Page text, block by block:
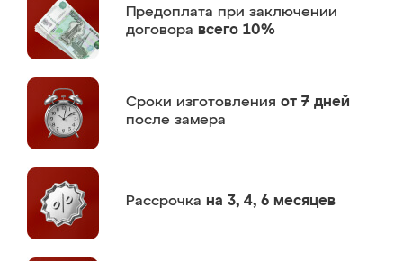
Предоплата при заключении
договора всего 10%
Сроки изготовления от 7 дней
после замера
Рассрочка на 3, 4, 6 месяцев